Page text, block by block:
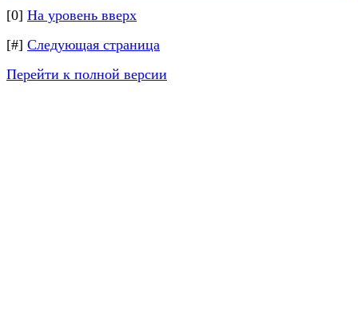
[0] На уровень вверх
[#] Следующая страница
Перейти к полной версии